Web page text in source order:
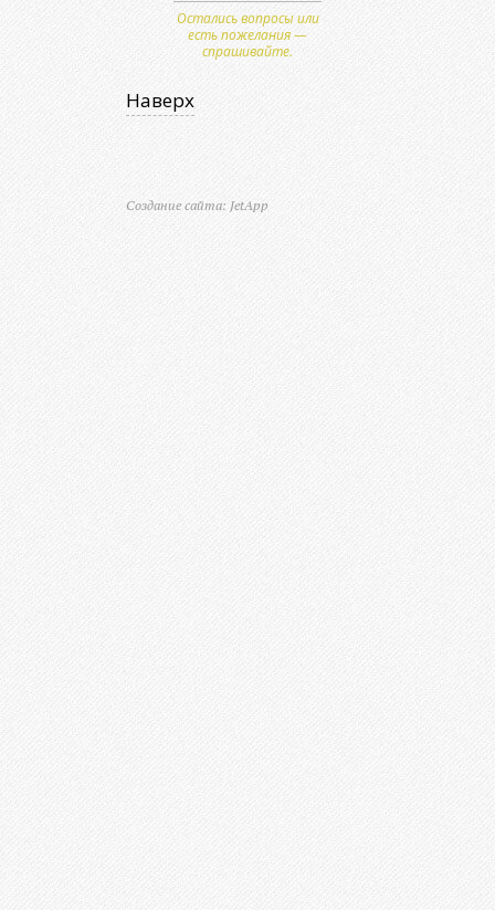
Остались вопросы или
есть пожелания —
спрашивайте.
Наверх
Создание сайта: JetApp